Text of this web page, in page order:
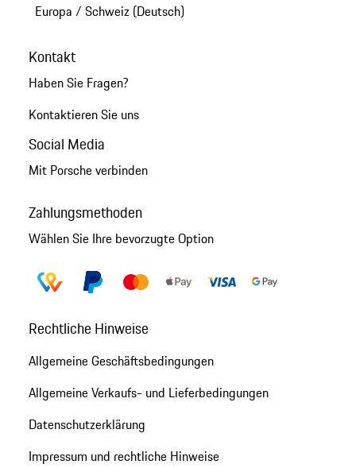
Europa / Schweiz (Deutsch)
Kontakt
Haben Sie Fragen?
Kontaktieren Sie uns
Social Media
Mit Porsche verbinden
Zahlungsmethoden
Wählen Sie Ihre bevorzugte Option
Rechtliche Hinweise
Allgemeine Geschäftsbedingungen
Allgemeine Verkaufs- und Lieferbedingungen
Datenschutzerklärung
Impressum und rechtliche Hinweise